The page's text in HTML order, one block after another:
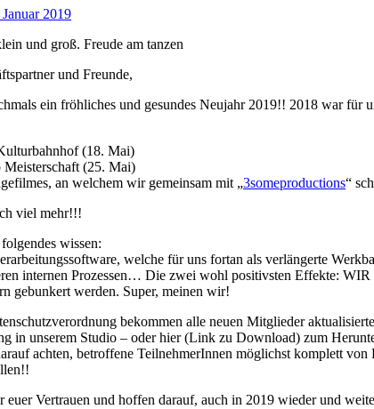
2019
und Freunde,
ein fröhliches und gesundes Neujahr 2019!! 2018 war
(18. Mai)
(25. Mai)
an welchem wir gemeinsam mit „3someproductions“
viel mehr!!!
wissen:
welche für uns fortan als verlängerte
internen Prozessen… Die zwei wohl positivsten Effekte:
gebunkert werden. Super, meinen wir!
bekommen alle neuen Mitglieder
in unserem Studio – oder hier (Link zu Download) zum
achten, betroffene TeilnehmerInnen möglichst komplett
euer Vertrauen und hoffen darauf, auch in 2019 wieder und